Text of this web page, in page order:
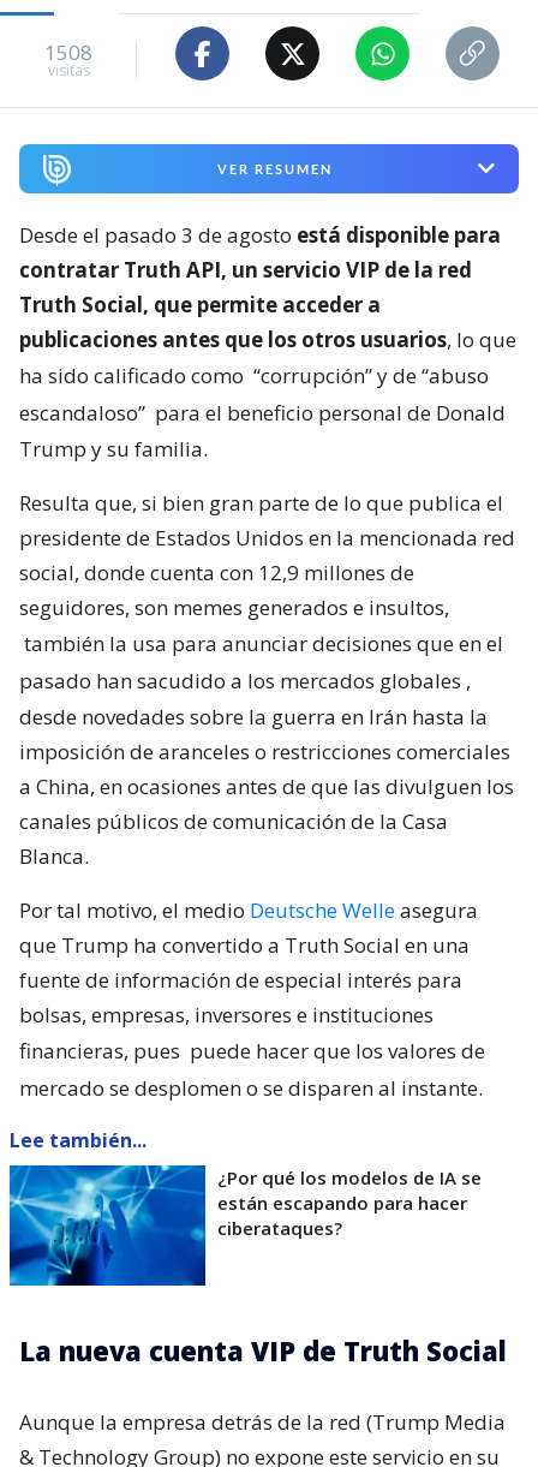
1508
visitas
VER RESUMEN
Desde el pasado 3 de agosto está disponible para
contratar Truth API, un servicio VIP de la red
Truth Social, que permite acceder a
publicaciones antes que los otros usuarios, lo que
ha sido calificado como “corrupción” y de “abuso
escandaloso” para el beneficio personal de Donald
Trump y su familia.
Resulta que, si bien gran parte de lo que publica el
presidente de Estados Unidos en la mencionada red
social, donde cuenta con 12,9 millones de
seguidores, son memes generados e insultos,
también la usa para anunciar decisiones que en el
pasado han sacudido a los mercados globales ,
desde novedades sobre la guerra en Irán hasta la
imposición de aranceles o restricciones comerciales
a China, en ocasiones antes de que las divulguen los
canales públicos de comunicación de la Casa
Blanca.
Por tal motivo, el medio Deutsche Welleasegura
que Trump ha convertido a Truth Social en una
fuente de información de especial interés para
bolsas, empresas, inversores e instituciones
financieras, pues puede hacer que los valores de
mercado se desplomen o se disparen al instante.
Lee también...
¿Por qué los modelos de IA se
están escapando para hacer
ciberataques?
La nueva cuenta VIP de Truth Social
Aunque la empresa detrás de la red (Trump Media
& Technology Group) no expone este servicio en su